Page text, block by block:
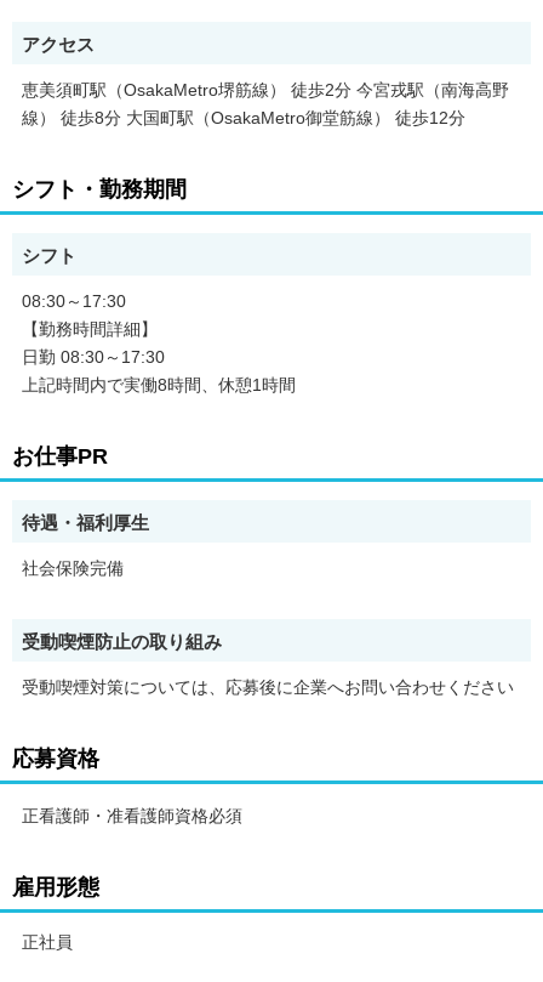
・昇給あり
・高収入・高月給
・駅から5分以内
・昇格あり
・主婦・主夫歓迎
・長期
・新卒
・フリーター歓迎
・バイク通勤OK
・大量募集
・車通勤OK
・残業月20時間以内
・未経験者歓迎
・経験者歓迎
・有資格者歓迎
・社会保険完備
・賞与あり
・40代以上応募可
・履歴書不要
・雇用保険あり
・労災保険あり
アクセス
恵美須町駅（OsakaMetro堺筋線） 徒歩2分 今宮戎駅（南海高野
線） 徒歩8分 大国町駅（OsakaMetro御堂筋線） 徒歩12分
シフト・勤務期間
シフト
08:30～17:30
【勤務時間詳細】
日勤 08:30～17:30
上記時間内で実働8時間、休憩1時間
お仕事PR
待遇・福利厚生
社会保険完備
受動喫煙防止の取り組み
受動喫煙対策については、応募後に企業へお問い合わせください
応募資格
正看護師・准看護師資格必須
雇用形態
正社員